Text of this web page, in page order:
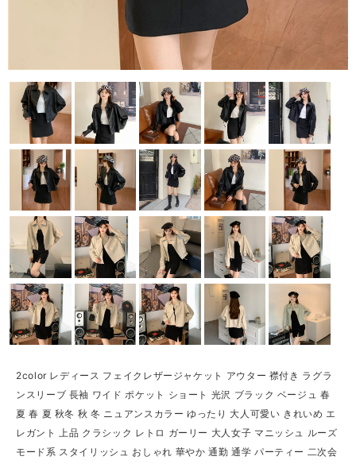
2color レディース フェイクレザージャケット アウター 襟付き ラグラ
ンスリーブ 長袖 ワイド ポケット ショート 光沢 ブラック ベージュ 春
夏 春 夏 秋冬 秋 冬 ニュアンスカラー ゆったり 大人可愛い きれいめ エ
レガント 上品 クラシック レトロ ガーリー 大人女子 マニッシュ ルーズ
モード系 スタイリッシュ おしゃれ 華やか 通勤 通学 パーティー 二次会